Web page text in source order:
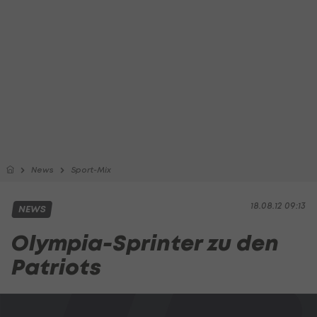
News Sport-Mix
18.08.12 09:13
NEWS
Olympia-Sprinter zu den
Patriots